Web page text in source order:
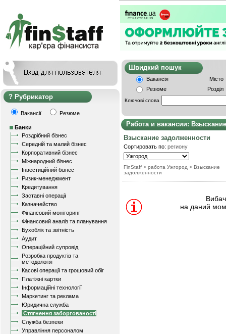
Рубрикатор
Вакансії Резюме
Банки
Роздрібний бізнес
Середній та малий бізнес
Корпоративний бізнес
Міжнародний бізнес
Інвестиційний бізнес
Ризик-менеджмент
Кредитування
Заставні операції
Казначейство
Фінансовий моніторинг
Фінансовий аналіз та планування
Бухоблік та звітність
Аудит
Операційний супровід
Розробка продуктів та
методологія
Касові операції та грошовий обіг
Платіжні картки
Інформаційні технології
Маркетинг та реклама
Юридична служба
Стягнення заборгованості
Служба безпеки
Управління персоналом
Швидкий
Вакансія
Місто
Резюме
Розділ
Ключові слова
Работа и вакансии:
Взыскание задолженности
Сортировать по: региону
FinStaff > работа Ужгород > Взыскание
задолженности
на даний